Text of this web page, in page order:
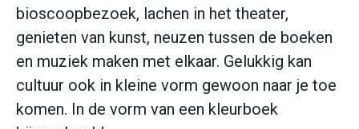
bioscoopbezoek, lachen in het theater,
genieten van kunst, neuzen tussen de boeken
en muziek maken met elkaar. Gelukkig kan
cultuur ook in kleine vorm gewoon naar je toe
komen. In de vorm van een kleurboek